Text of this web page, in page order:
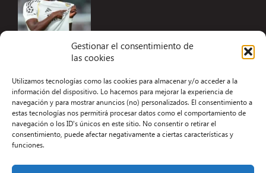
Gestionar el consentimiento de
las cookies
Utilizamos tecnologías como las cookies para almacenar y/o acceder a la
información del dispositivo. Lo hacemos para mejorar la experiencia de
navegación y para mostrar anuncios (no) personalizados. El consentimiento a
estas tecnologías nos permitirá procesar datos como el comportamiento de
navegación o los ID's únicos en este sitio. No consentir o retirar el
consentimiento, puede afectar negativamente a ciertas características y
funciones.
Aviso Legal
Términos y condiciones
Política de privacidad